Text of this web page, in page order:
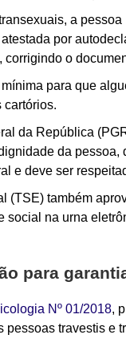
a
por
o
para que
cartórios.
da República
da
e deve ser
(TSE) também
social na urna
para
Nº 01/2018,
travestis e